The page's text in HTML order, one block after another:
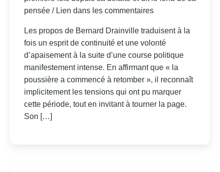
pensée / Lien dans les commentaires
Les propos de Bernard Drainville traduisent à la
fois un esprit de continuité et une volonté
d’apaisement à la suite d’une course politique
manifestement intense. En affirmant que « la
poussière a commencé à retomber », il reconnaît
implicitement les tensions qui ont pu marquer
cette période, tout en invitant à tourner la page.
Son […]